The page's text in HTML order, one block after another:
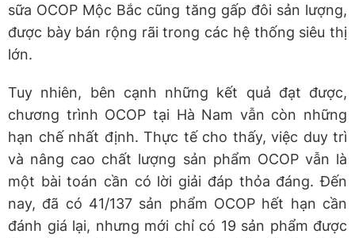
sữa OCOP Mộc Bắc cũng tăng gấp đôi sản lượng,
được bày bán rộng rãi trong các hệ thống siêu thị
lớn.
Tuy nhiên, bên cạnh những kết quả đạt được,
chương trình OCOP tại Hà Nam vẫn còn những
hạn chế nhất định. Thực tế cho thấy, việc duy trì
và nâng cao chất lượng sản phẩm OCOP vẫn là
một bài toán cần có lời giải đáp thỏa đáng. Đến
nay, đã có 41/137 sản phẩm OCOP hết hạn cần
đánh giá lại, nhưng mới chỉ có 19 sản phẩm được